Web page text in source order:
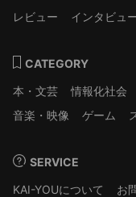
レビュー
インタビュ
CATEGORY
本・文芸
情報化社会
音楽・映像
ゲーム
SERVICE
KAI-YOUについて
お